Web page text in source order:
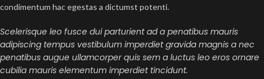
condimentum hac egestas a dictumst potenti.
Scelerisque leo fusce dui parturient ad a penatibus mauris
adipiscing tempus vestibulum imperdiet gravida magnis a nec
penatibus augue ullamcorper quis sem a luctus leo eros ornare
cubilia mauris elementum imperdiet tincidunt.